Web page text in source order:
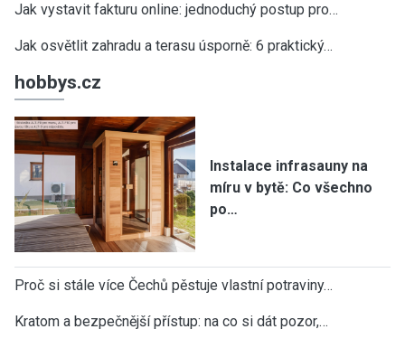
Jak vystavit fakturu online: jednoduchý postup pro…
Jak osvětlit zahradu a terasu úsporně: 6 praktický…
hobbys.cz
Instalace infrasauny na
míru v bytě: Co všechno
po…
Proč si stále více Čechů pěstuje vlastní potraviny…
Kratom a bezpečnější přístup: na co si dát pozor,…